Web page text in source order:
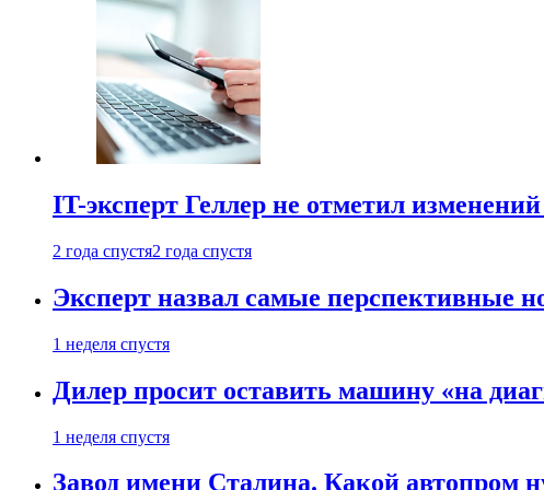
IT-эксперт Геллер не отметил
2 года спустя2 года спустя
Эксперт назвал самые перспективные
1 неделя спустя
Дилер просит оставить машину «на
1 неделя спустя
Завод имени Сталина. Какой автопром